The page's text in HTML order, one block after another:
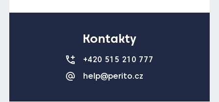
Kontakty
+420 515 210 777
help@perito.cz